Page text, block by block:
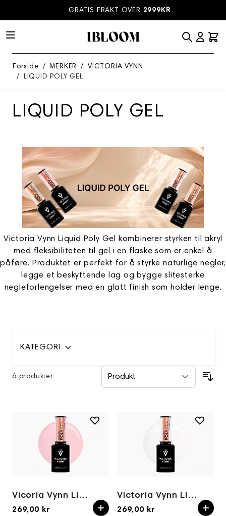
GRATIS FRAKT OVER2999KR
Forside / MERKER /
VICTORIA VYNN
/
LIQUID POLY GEL
LIQUID POLY GEL
Victoria Vynn Liquid Poly Gel kombinerer styrken til akryl
med fleksibiliteten til gel i en flaske som er enkel å
påføre. Produktet er perfekt for å styrke naturlige negler,
legge et beskyttende lag og bygge slitesterke
negleforlengelser med en glatt finish som holder lenge.
KATEGORI
6 produkter
Vicoria Vynn Liquid poly gel 03 Pink Fog 15 ml
269,00 kr
Victoria Vynn LIQUID POLY GEL 01 Misty Milk 15ml
269,00 kr